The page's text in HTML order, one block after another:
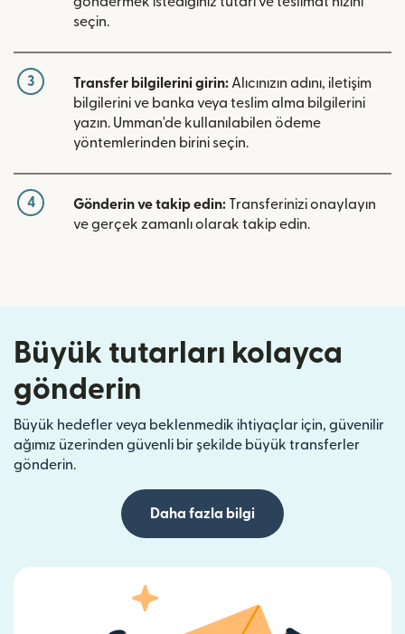
seçin.
3 Transfer bilgilerini girin: Alıcınızın adını, iletişim
bilgilerini ve banka veya teslim alma bilgilerini
yazın. Umman'de kullanılabilen ödeme
yöntemlerinden birini seçin.
4 Gönderin ve takip edin: Transferinizi onaylayın
ve gerçek zamanlı olarak takip edin.
Büyük tutarları kolayca
gönderin
Büyük hedefler veya beklenmedik ihtiyaçlar için, güvenilir
ağımız üzerinden güvenli bir şekilde büyük transferler
gönderin.
Daha fazla bilgi